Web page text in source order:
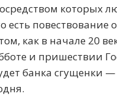
которых
есть
как в начале 20
и пришествии
банка